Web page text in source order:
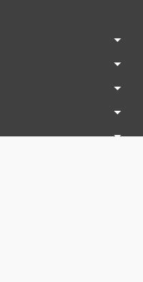
arrow_drop_down
arrow_drop_down
arrow_drop_down
arrow_drop_down
arrow_drop_down